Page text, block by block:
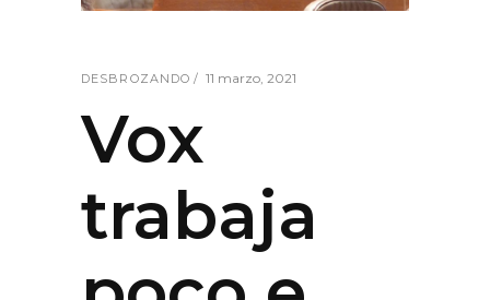
DESBROZANDO 11 marzo, 2021
Vox
trabaja